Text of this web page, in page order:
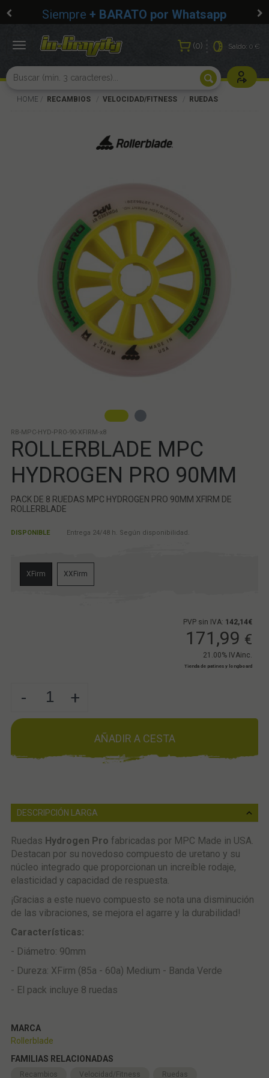
Siempre + BARATO por Whatsapp
0 Saldo:0 €
Usuarios
Toggle
HOME RECAMBIOS VELOCIDAD/FITNESS RUEDAS
RB-MPC-HYD-PRO-90-XFIRM-x8
ROLLERBLADE MPC
HYDROGEN PRO 90MM
PACK DE 8 RUEDAS MPC HYDROGEN PRO 90MM XFIRM DE
ROLLERBLADE
DISPONIBLE Entrega 24/48 h. Según disponibilidad.
XFirm XXFirm
PVP sin IVA: 142,14€
171,99 €
21.00% IVAinc.
Tienda de patines y longboard
- +
AÑADIR A CESTA
DESCRIPCIÓN LARGA
Ruedas Hydrogen Pro fabricadas por MPC Made in USA.
Destacan por su novedoso compuesto de uretano y su
núcleo integrado que proporcionan un increíble rodaje,
elasticidad y capacidad de respuesta.
¡Gracias a este nuevo compuesto se nota una disminución
de las vibraciones, se mejora el agarre y la durabilidad!
Características:
- Diámetro: 90mm
- Dureza: XFirm (85a - 60a) Medium - Banda Verde
- El pack incluye 8 ruedas
MARCA
Rollerblade
FAMILIAS RELACIONADAS
Recambios Velocidad/Fitness Ruedas